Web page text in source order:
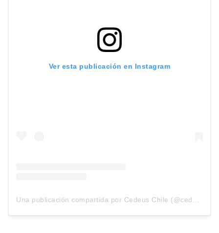
Ver esta publicación en Instagram
Una publicación compartida por Cedeus Chile (@cedeuschile)